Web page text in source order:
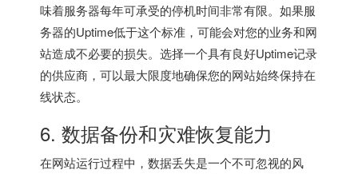
味着服务器每年可承受的停机时间非常有限。如果服
务器的Uptime低于这个标准，可能会对您的业务和网
站造成不必要的损失。选择一个具有良好Uptime记录
的供应商，可以最大限度地确保您的网站始终保持在
线状态。
6. 数据备份和灾难恢复能力
在网站运行过程中，数据丢失是一个不可忽视的风